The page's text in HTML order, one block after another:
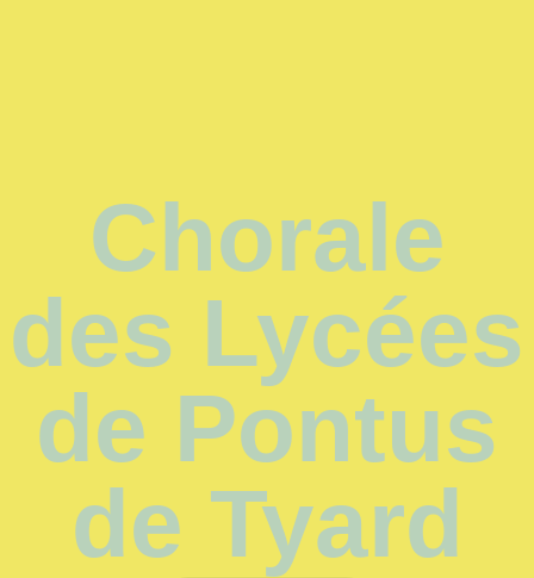
Chorale
des Lycées
de Pontus
de Tyard​